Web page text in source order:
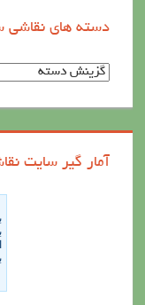
دسته های نقاشی
د
آمار گیر سایت